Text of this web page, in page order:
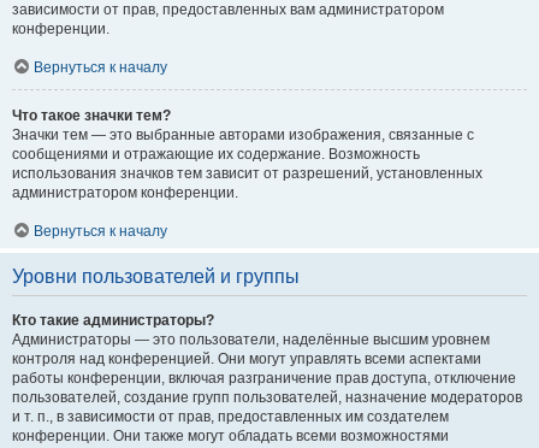
зависимости от прав, предоставленных вам администратором
конференции.
Вернуться к началу
Что такое значки тем?
Значки тем — это выбранные авторами изображения, связанные с
сообщениями и отражающие их содержание. Возможность
использования значков тем зависит от разрешений, установленных
администратором конференции.
Вернуться к началу
Уровни пользователей и группы
Кто такие администраторы?
Администраторы — это пользователи, наделённые высшим уровнем
контроля над конференцией. Они могут управлять всеми аспектами
работы конференции, включая разграничение прав доступа, отключение
пользователей, создание групп пользователей, назначение модераторов
и т. п., в зависимости от прав, предоставленных им создателем
конференции. Они также могут обладать всеми возможностями